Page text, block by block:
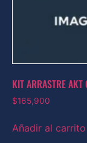
KIT ARRASTRE
$165,900
Añadir al carrito